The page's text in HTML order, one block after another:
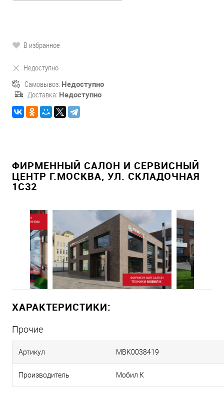
В избранное
Недоступно
Самовывоз: Недоступно
Доставка: Недоступно
ФИРМЕННЫЙ САЛОН И СЕРВИСНЫЙ
ЦЕНТР Г.МОСКВА, УЛ. СКЛАДОЧНАЯ
1С32
ХАРАКТЕРИСТИКИ:
Прочие
Артикул MBK0038419
Производитель Мобил К